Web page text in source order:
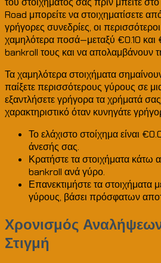
Road μπορείτε να στοιχηματίσετε
γρήγορες συνεδρίες, οι
χαμηλότερα ποσά—μεταξύ €0.10 και
bankroll τους και να απολαμβάνουν
Τα χαμηλότερα στοιχήματα
παίξετε περισσότερους γύρους σε
εξαντλήσετε γρήγορα τα χρήματά
χαρακτηριστικό όταν κυνηγάτε
Το ελάχιστο στοίχημα είναι
άνεσής σας.
Κρατήστε τα στοιχήματα κάτω
bankroll ανά γύρο.
Επανεκτιμήστε τα στοιχήματα
γύρους, βάσει πρόσφατων
Χρονισμός
Στιγμή